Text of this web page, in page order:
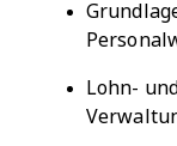
Lohn-